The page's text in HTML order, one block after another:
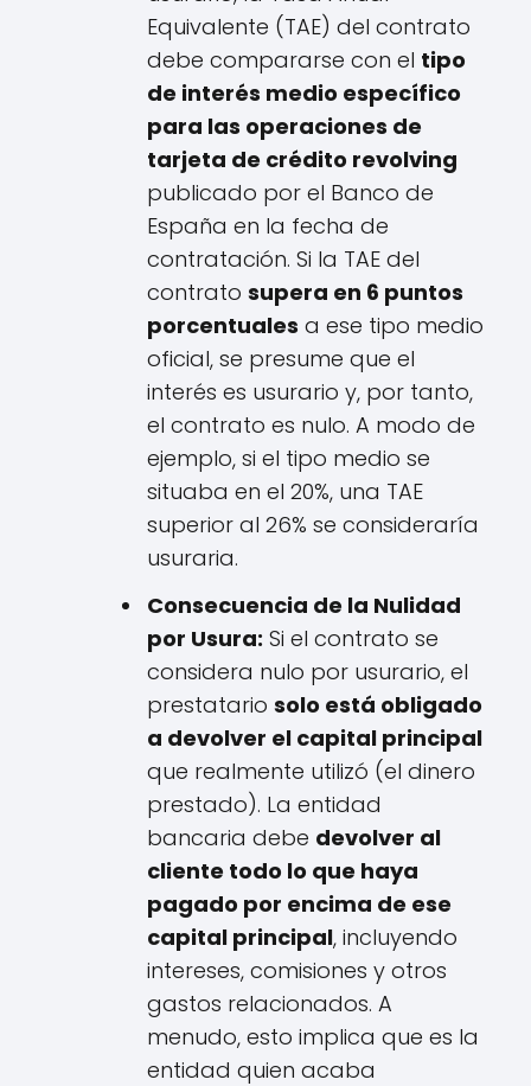
Equivalente (TAE) del contrato
debe compararse con el tipo
de interés medio específico
para las operaciones de
tarjeta de crédito revolving
publicado por el Banco de
España en la fecha de
contratación. Si la TAE del
contrato supera en 6 puntos
porcentuales a ese tipo medio
oficial, se presume que el
interés es usurario y, por tanto,
el contrato es nulo. A modo de
ejemplo, si el tipo medio se
situaba en el 20%, una TAE
superior al 26% se consideraría
usuraria.
Consecuencia de la Nulidad
por Usura: Si el contrato se
considera nulo por usurario, el
prestatario solo está obligado
a devolver el capital principal
que realmente utilizó (el dinero
prestado). La entidad
bancaria debe devolver al
cliente todo lo que haya
pagado por encima de ese
capital principal, incluyendo
intereses, comisiones y otros
gastos relacionados. A
menudo, esto implica que es la
entidad quien acaba